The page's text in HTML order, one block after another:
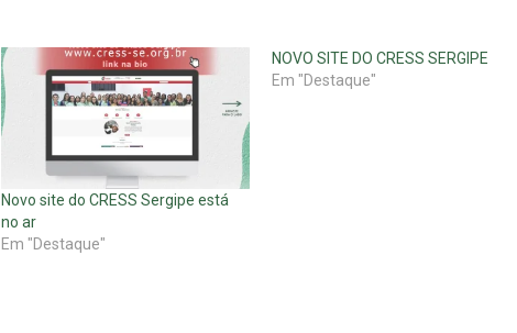
Novo site do CRESS Sergipe está
no ar
Em "Destaque"
NOVO SITE DO CRESS SERGIPE
Em "Destaque"